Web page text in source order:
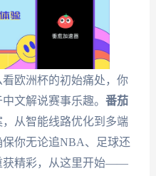
欧洲杯的初始痛处，你
文解说赛事乐趣。 番茄
从智能线路优化到多端
你无论追NBA、足球还
获精彩，从这里开始——